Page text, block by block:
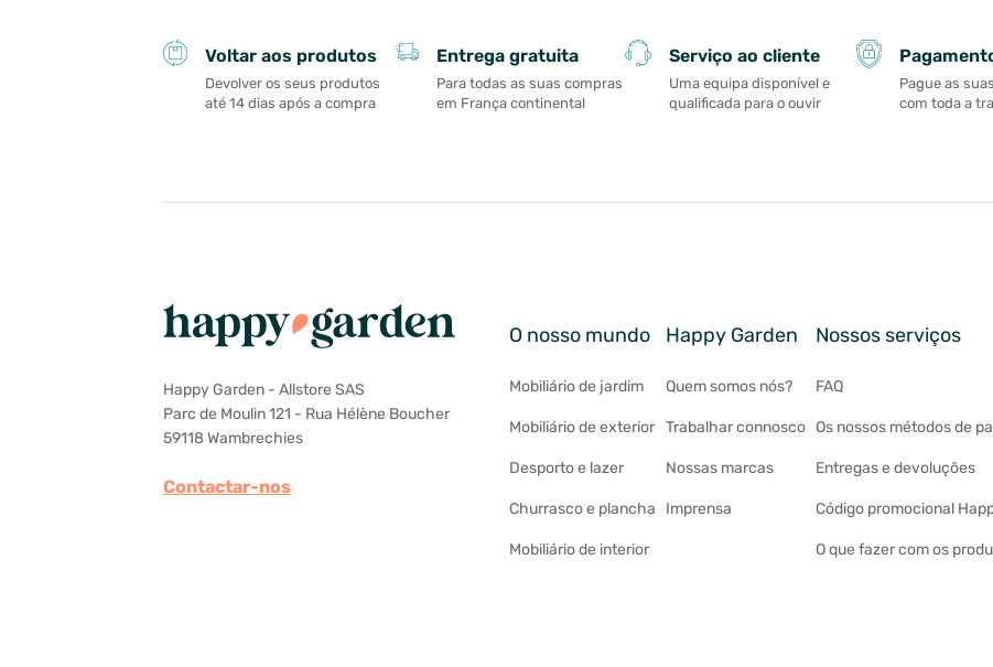
Voltar aos produtos
Devolver os seus produtos
até 14 dias após a compra
Entrega gratuita
Para todas as suas compras
em França continental
Serviço ao cliente
Uma equipa disponível e
qualificada para o ouvir
Pague as
com toda a
Happy Garden - Allstore SAS
Parc de Moulin 121 - Rua Hélène Boucher
59118 Wambrechies
Contactar-nos
O nosso mundo
Mobiliário de jardim
Mobiliário de exterior
Desporto e lazer
Churrasco e plancha
Mobiliário de interior
Happy Garden
Quem somos nós?
Trabalhar connosco
Nossas marcas
Imprensa
Nossos serviços
FAQ
Os nossos métodos de
Entregas e devoluções
Código promocional
O que fazer com os